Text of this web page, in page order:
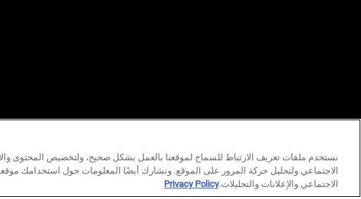
© كيلز منذ عام ١٨٥١ | جميع الحقوق محفوظة.
نستخدم ملفات تعريف الارتباط للسماح لموقعنا بالعمل بشكل صحيح، ولتخصيص المحتوى
الاجتماعي ولتحليل حركة المرور على الموقع. ونشارك أيضًا المعلومات حول استخدامك
الاجتماعي والإعلانات والتحليلات.Privacy Policy